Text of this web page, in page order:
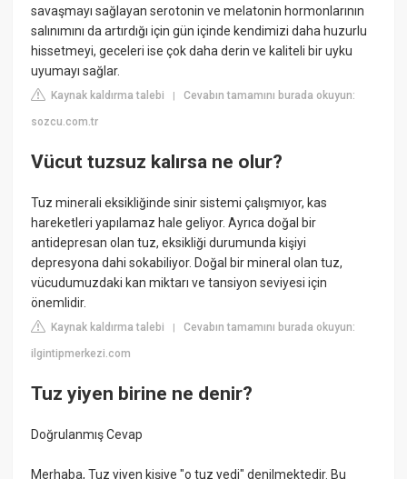
savaşmayı sağlayan serotonin ve melatonin hormonlarının
salınımını da artırdığı için gün içinde kendimizi daha huzurlu
hissetmeyi, geceleri ise çok daha derin ve kaliteli bir uyku
uyumayı sağlar.
Kaynak kaldırma talebi |Cevabın tamamını burada okuyun:
sozcu.com.tr
Vücut tuzsuz kalırsa ne olur?
Tuz minerali eksikliğinde sinir sistemi çalışmıyor, kas
hareketleri yapılamaz hale geliyor. Ayrıca doğal bir
antidepresan olan tuz, eksikliği durumunda kişiyi
depresyona dahi sokabiliyor. Doğal bir mineral olan tuz,
vücudumuzdaki kan miktarı ve tansiyon seviyesi için
önemlidir.
Kaynak kaldırma talebi |Cevabın tamamını burada okuyun:
ilgintipmerkezi.com
Tuz yiyen birine ne denir?
Doğrulanmış Cevap
Merhaba, Tuz yiyen kişiye "o tuz yedi" denilmektedir. Bu